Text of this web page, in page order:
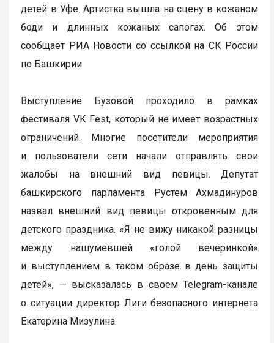
детей в Уфе. Артистка вышла на сцену в кожаном
боди и длинных кожаных сапогах. Об этом
сообщает РИА Новости со ссылкой на СК России
по Башкирии.
Выступление Бузовой проходило в рамках
фестиваля VK Fest, который не имеет возрастных
ограничений. Многие посетители мероприятия
и пользователи сети начали отправлять свои
жалобы на внешний вид певицы. Депутат
башкирского парламента Рустем Ахмадинуров
назвал внешний вид певицы откровенным для
детского праздника. «Я не вижу никакой разницы
между нашумевшей «голой вечеринкой»
и выступлением в таком образе в день защиты
детей», — высказалась в своем Telegram-канале
о ситуации директор Лиги безопасного интернета
Екатерина Мизулина.